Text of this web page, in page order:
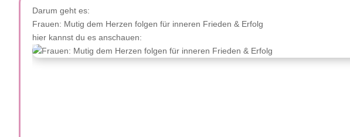
Darum geht es:
Frauen: Mutig dem Herzen folgen für inneren Frieden & Erfolg
hier kannst du es anschauen: